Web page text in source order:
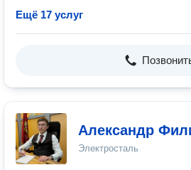
Ещё 17 услуг
Александр
Электросталь